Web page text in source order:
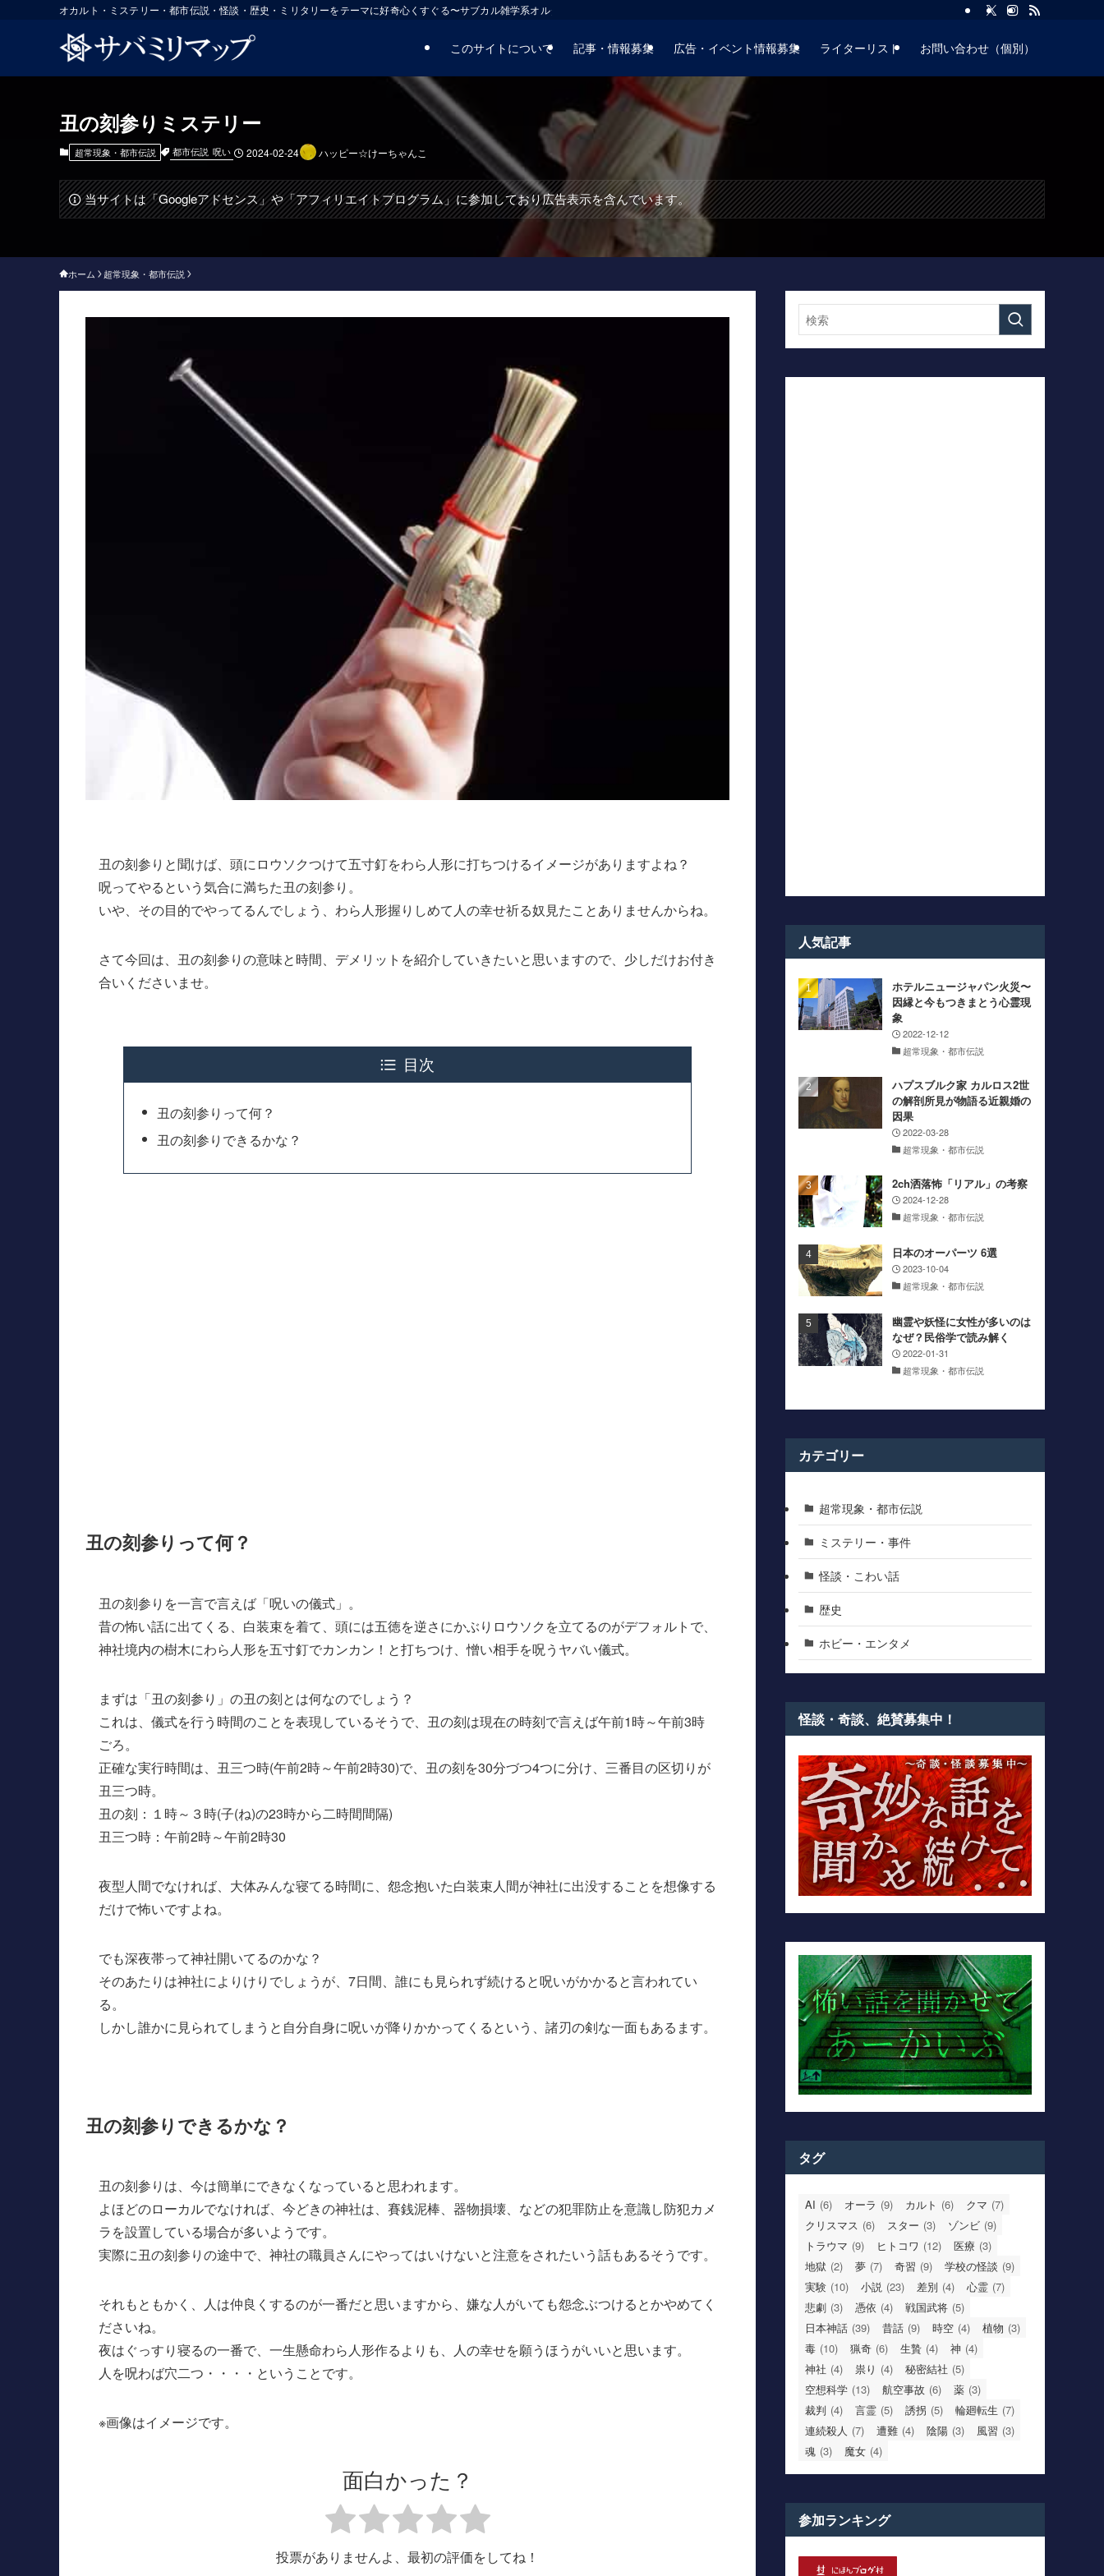
オカルト・ミステリー・都市伝説・怪談・歴史・ミリタリーをテーマに好奇心くすぐる〜サブカル雑学系オルタナティブサイト
このサイトについて 記事・情報募集 広告・イベント情報募集 ライターリスト お問い合わせ（個別）
丑の刻参りミステリー
超常現象・都市伝説 都市伝説 呪い 2024-02-24 ハッピー☆けーちゃんこ
当サイトは「Googleアドセンス」や「アフィリエイトプログラム」に参加しており広告表示を含んでいます。
ホーム 超常現象・都市伝説
丑の刻参りと聞けば、頭にロウソクつけて五寸釘をわら人形に打ちつけるイメージがありますよね？
呪ってやるという気合に満ちた丑の刻参り。
いや、その目的でやってるんでしょう、わら人形握りしめて人の幸せ祈る奴見たことありませんからね。
さて今回は、丑の刻参りの意味と時間、デメリットを紹介していきたいと思いますので、少しだけお付き
合いくださいませ。
目次
丑の刻参りって何？
丑の刻参りできるかな？
丑の刻参りって何？
丑の刻参りを一言で言えば「呪いの儀式」。
昔の怖い話に出てくる、白装束を着て、頭には五徳を逆さにかぶりロウソクを立てるのがデフォルトで、
神社境内の樹木にわら人形を五寸釘でカンカン！と打ちつけ、憎い相手を呪うヤバい儀式。
まずは「丑の刻参り」の丑の刻とは何なのでしょう？
これは、儀式を行う時間のことを表現しているそうで、丑の刻は現在の時刻で言えば午前1時～午前3時
ごろ。
正確な実行時間は、丑三つ時(午前2時～午前2時30)で、丑の刻を30分づつ4つに分け、三番目の区切りが
丑三つ時。
丑の刻：１時～３時(子(ね)の23時から二時間間隔)
丑三つ時：午前2時～午前2時30
夜型人間でなければ、大体みんな寝てる時間に、怨念抱いた白装束人間が神社に出没することを想像する
だけで怖いですよね。
でも深夜帯って神社開いてるのかな？
そのあたりは神社によりけりでしょうが、7日間、誰にも見られず続けると呪いがかかると言われてい
る。
しかし誰かに見られてしまうと自分自身に呪いが降りかかってくるという、諸刃の剣な一面もあるます。
丑の刻参りできるかな？
丑の刻参りは、今は簡単にできなくなっていると思われます。
よほどのローカルでなければ、今どきの神社は、賽銭泥棒、器物損壊、などの犯罪防止を意識し防犯カメ
ラを設置している場合が多いようです。
実際に丑の刻参りの途中で、神社の職員さんにやってはいけないと注意をされたいう話もあるそうです。
それもともかく、人は仲良くするのが一番だと思いますから、嫌な人がいても怨念ぶつけるとかやめてく
ださいね。
夜はぐっすり寝るの一番で、一生懸命わら人形作るよりも、人の幸せを願うほうがいいと思います。
人を呪わば穴二つ・・・・ということです。
※画像はイメージです。
面白かった？
投票がありませんよ、最初の評価をしてね！
人気記事
ホテルニュージャパン火災〜
因縁と今もつきまとう心霊現
象
2022-12-12
超常現象・都市伝説
ハプスブルク家 カルロス2世
の解剖所見が物語る近親婚の
因果
2022-03-28
超常現象・都市伝説
2ch洒落怖「リアル」の考察
2024-12-28
超常現象・都市伝説
日本のオーパーツ 6選
2023-10-04
超常現象・都市伝説
幽霊や妖怪に女性が多いのは
なぜ？民俗学で読み解く
2022-01-31
超常現象・都市伝説
カテゴリー
超常現象・都市伝説
ミステリー・事件
怪談・こわい話
歴史
ホビー・エンタメ
怪談・奇談、絶賛募集中！
タグ
AI (6) オーラ (9) カルト (6) クマ (7)
クリスマス (6) スター (3) ゾンビ (9)
トラウマ (9) ヒトコワ (12) 医療 (3)
地獄 (2) 夢 (7) 奇習 (9) 学校の怪談 (9)
実験 (10) 小説 (23) 差別 (4) 心霊 (7)
悲劇 (3) 憑依 (4) 戦国武将 (5)
日本神話 (39) 昔話 (9) 時空 (4) 植物 (3)
毒 (10) 猟奇 (6) 生贄 (4) 神 (4)
神社 (4) 祟り (4) 秘密結社 (5)
空想科学 (13) 航空事故 (6) 薬 (3)
裁判 (4) 言霊 (5) 誘拐 (5) 輪廻転生 (7)
連続殺人 (7) 遭難 (4) 陰陽 (3) 風習 (3)
魂 (3) 魔女 (4)
参加ランキング